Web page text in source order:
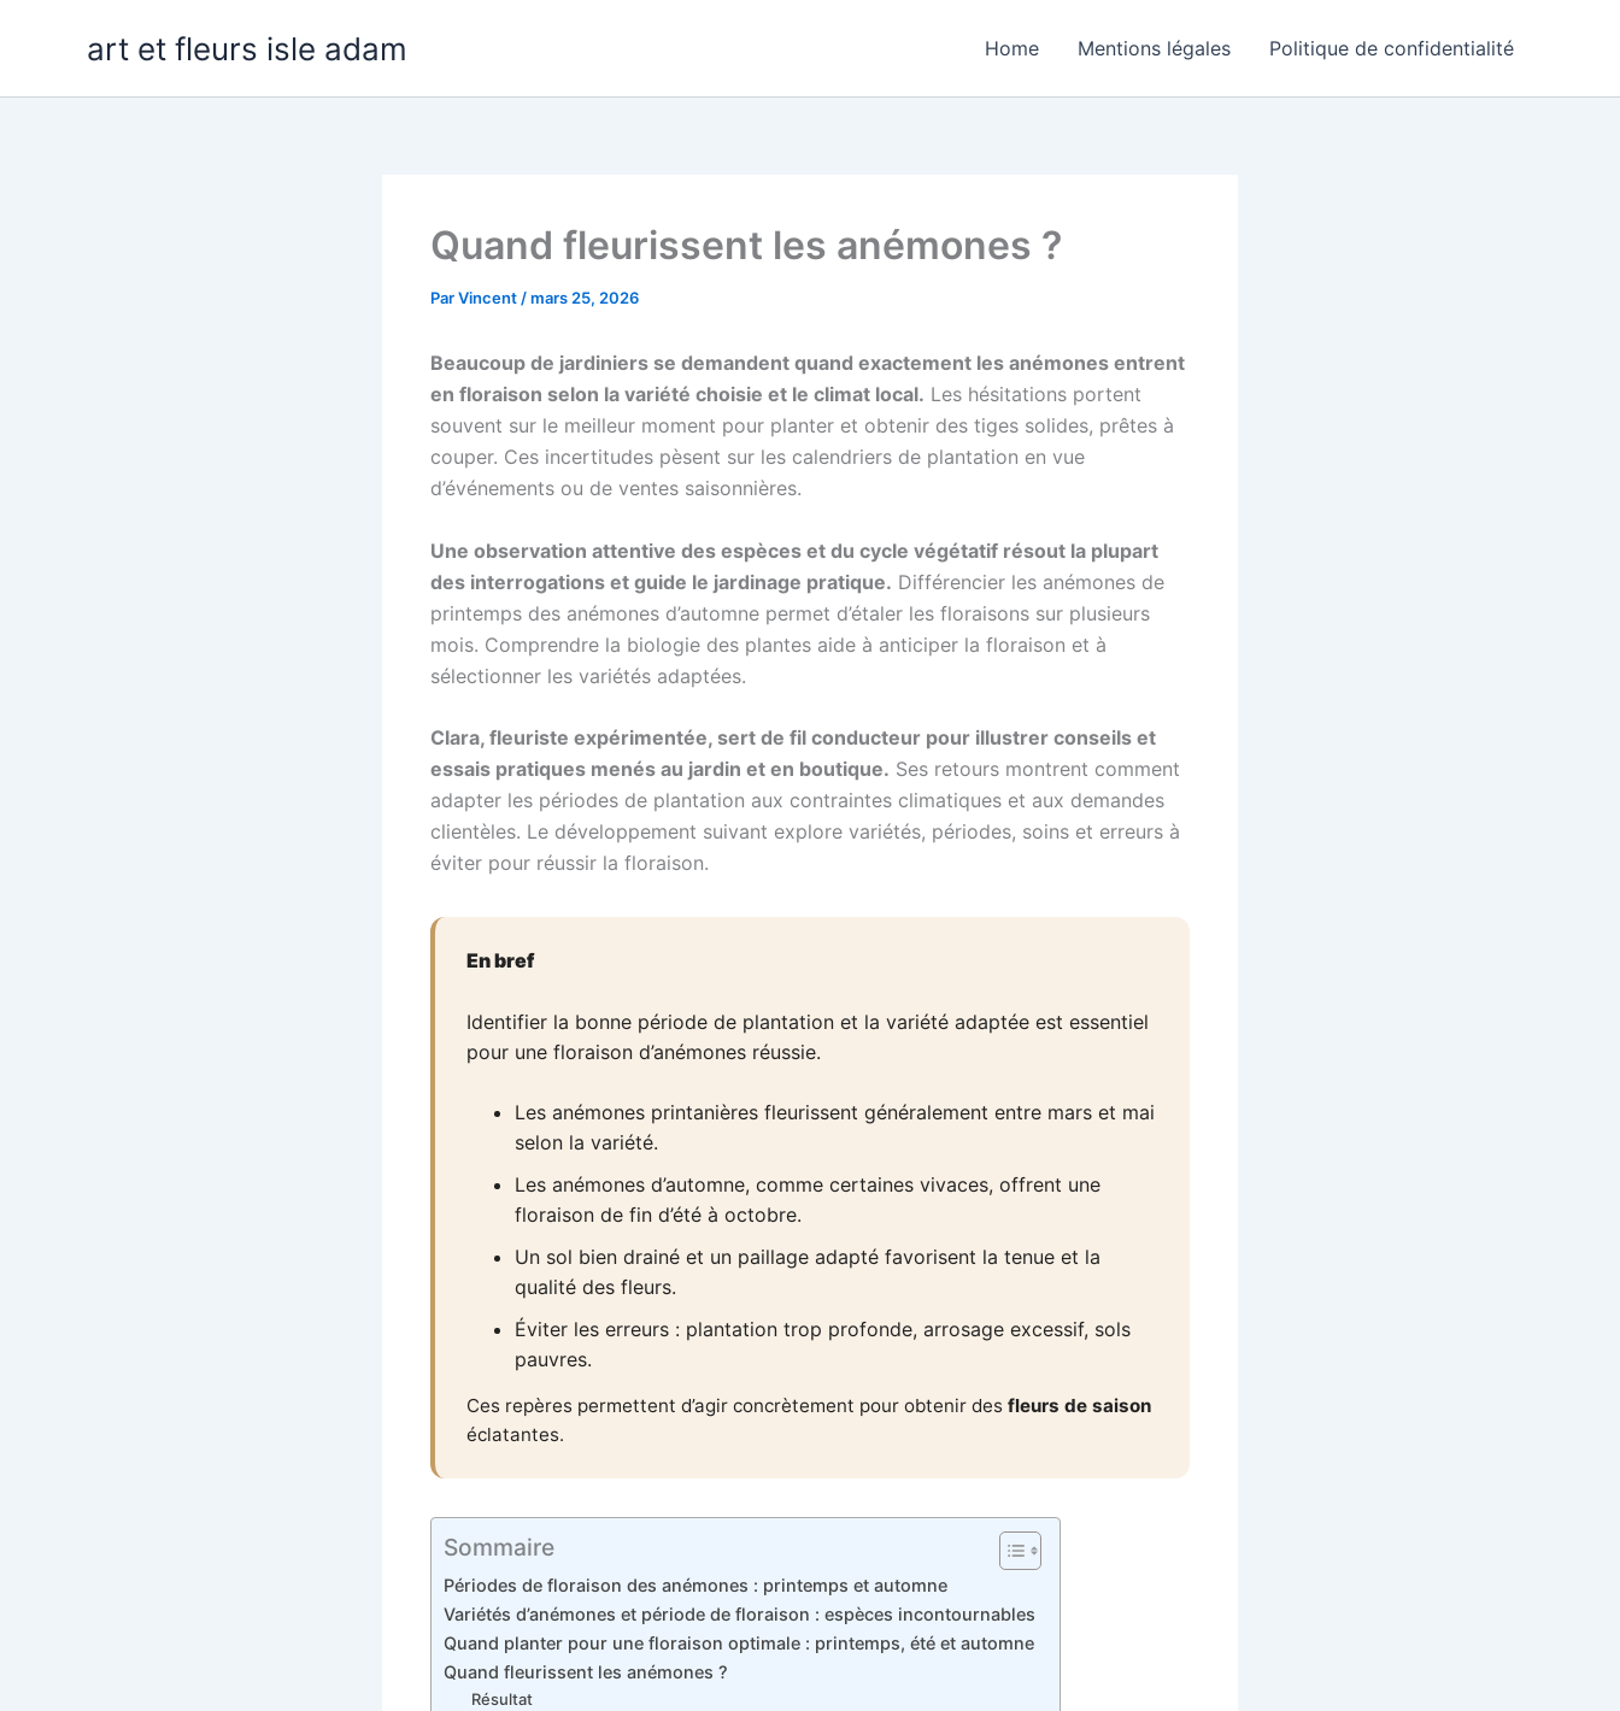
art et fleurs isle adam Home Mentions légales Politique de confidentialité
Quand fleurissent les anémones ?
ParVincent /mars 25, 2026
Beaucoup de jardiniers se demandent quand exactement les anémones entrent
en floraison selon la variété choisie et le climat local. Les hésitations portent
souvent sur le meilleur moment pour planter et obtenir des tiges solides, prêtes à
couper. Ces incertitudes pèsent sur les calendriers de plantation en vue
d’événements ou de ventes saisonnières.
Une observation attentive des espèces et du cycle végétatif résout la plupart
des interrogations et guide le jardinage pratique. Différencier les anémones de
printemps des anémones d’automne permet d’étaler les floraisons sur plusieurs
mois. Comprendre la biologie des plantes aide à anticiper la floraison et à
sélectionner les variétés adaptées.
Clara, fleuriste expérimentée, sert de fil conducteur pour illustrer conseils et
essais pratiques menés au jardin et en boutique. Ses retours montrent comment
adapter les périodes de plantation aux contraintes climatiques et aux demandes
clientèles. Le développement suivant explore variétés, périodes, soins et erreurs à
éviter pour réussir la floraison.
En bref
Identifier la bonne période de plantation et la variété adaptée est essentiel
pour une floraison d’anémones réussie.
Les anémones printanières fleurissent généralement entre mars et mai
selon la variété.
Les anémones d’automne, comme certaines vivaces, offrent une
floraison de fin d’été à octobre.
Un sol bien drainé et un paillage adapté favorisent la tenue et la
qualité des fleurs.
Éviter les erreurs : plantation trop profonde, arrosage excessif, sols
pauvres.
Ces repères permettent d’agir concrètement pour obtenir des fleurs de saison
éclatantes.
Sommaire
Périodes de floraison des anémones : printemps et automne
Variétés d’anémones et période de floraison : espèces incontournables
Quand planter pour une floraison optimale : printemps, été et automne
Quand fleurissent les anémones ?
Résultat